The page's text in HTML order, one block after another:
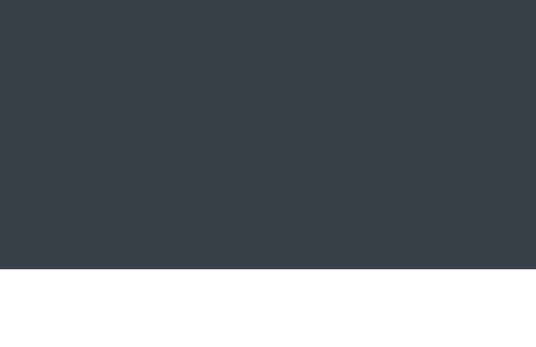
Torfy